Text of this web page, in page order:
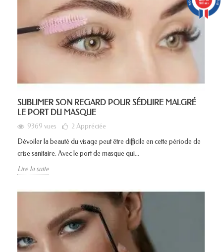
SUBLIMER SON REGARD POUR SÉDUIRE MALGRÉ
LE PORT DU MASQUE
9369 vues 2 Appréciée
Dévoiler la beauté du visage peut être difficile en cette période de
crise sanitaire. Avec le port de masque qui...
Lire la suite
5887 avis